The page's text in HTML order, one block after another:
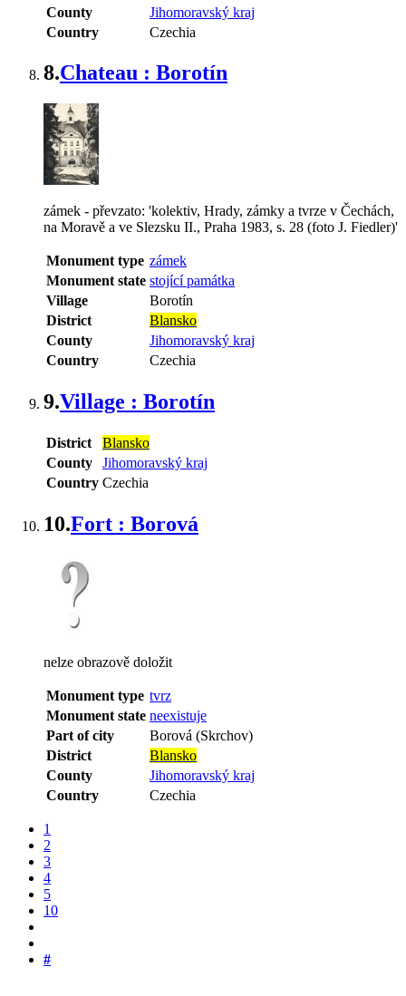
County
Jihomoravský kraj
Country
Czechia
8.Chateau : Borotín
zámek - převzato: 'kolektiv, Hrady, zámky a tvrze v Čechách,
na Moravě a ve Slezsku II., Praha 1983, s. 28 (foto J. Fiedler)'
Monument type zámek
Monument state stojící památka
Village
Borotín
District
Blansko
County
Jihomoravský kraj
Country
Czechia
9.Village : Borotín
District
Blansko
County
Jihomoravský kraj
Country Czechia
10.Fort : Borová
nelze obrazově doložit
Monument type tvrz
Monument state neexistuje
Part of city
Borová (Skrchov)
District
Blansko
County
Jihomoravský kraj
Country
Czechia
1
2
3
4
5
10
#